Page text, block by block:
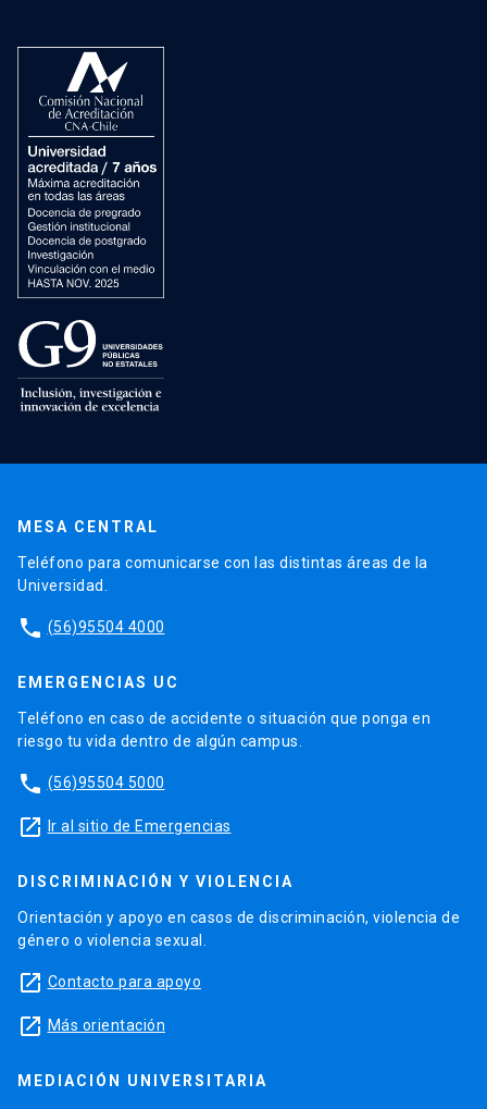
MESA CENTRAL
Teléfono para comunicarse con las distintas áreas de la
Universidad.
phone (56)95504 4000
EMERGENCIAS UC
Teléfono en caso de accidente o situación que ponga en
riesgo tu vida dentro de algún campus.
phone (56)95504 5000
launch Ir al sitio de Emergencias
DISCRIMINACIÓN Y VIOLENCIA
Orientación y apoyo en casos de discriminación, violencia de
género o violencia sexual.
launch Contacto para apoyo
launch Más orientación
MEDIACIÓN UNIVERSITARIA